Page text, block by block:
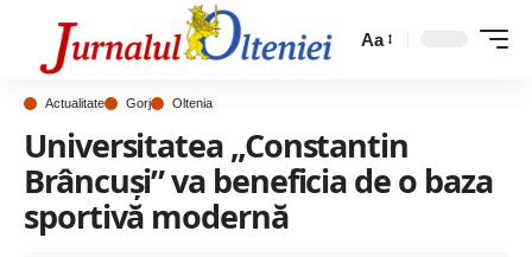
Aa
Actualitate Gorj Oltenia
Universitatea „Constantin
Brâncuși” va beneficia de o baza
sportivă modernă